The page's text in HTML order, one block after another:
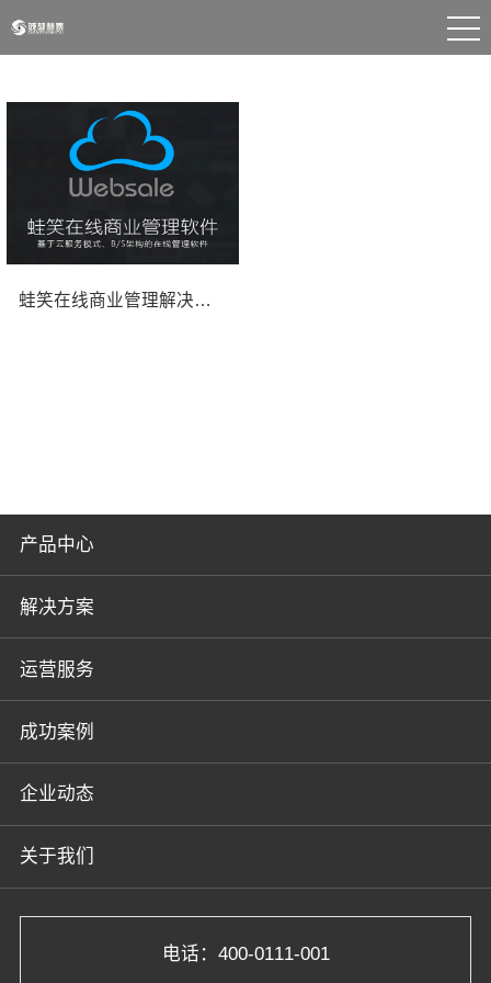
蛙笑在线商业管理解决方案
产品中心
解决方案
运营服务
成功案例
企业动态
关于我们
电话：400-0111-001